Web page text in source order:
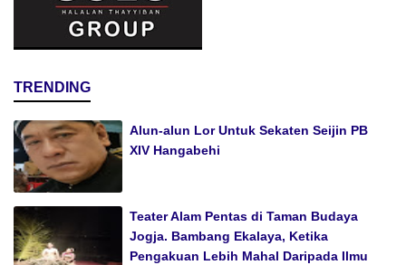
TRENDING
Alun-alun Lor Untuk Sekaten Seijin PB
XIV Hangabehi
Teater Alam Pentas di Taman Budaya
Jogja. Bambang Ekalaya, Ketika
Pengakuan Lebih Mahal Daripada Ilmu